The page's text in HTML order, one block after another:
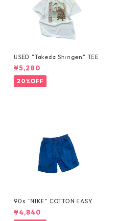
USED "Takeda Shingen" TEE
¥5,280
20%OFF
90s "NIKE" COTTON EASY S
HORTS
¥4,840